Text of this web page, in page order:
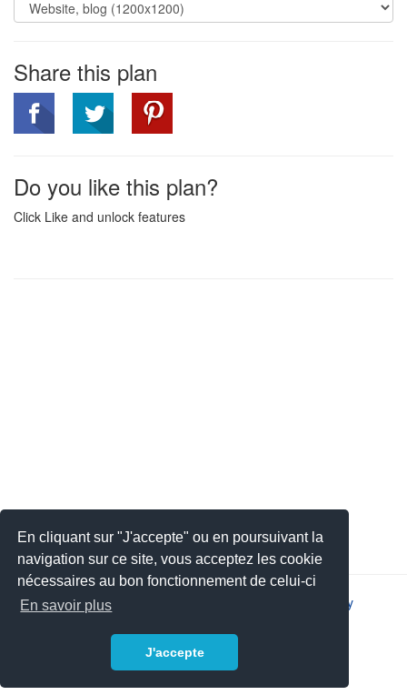
En cliquant sur "J'accepte" ou en poursuivant la
navigation sur ce site, vous acceptez les cookie
nécessaires au bon fonctionnement de celui-ci
En savoir plus
J'accepte
Share this plan
Do you like this plan?
Click Like and unlock features
2026 © JSYS | Privacy policy